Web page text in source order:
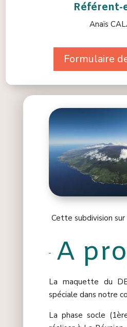
Référent-
Anaïs
Formulaire
Cette subdivision
A
La maquette du
spéciale dans notre
La phase socle